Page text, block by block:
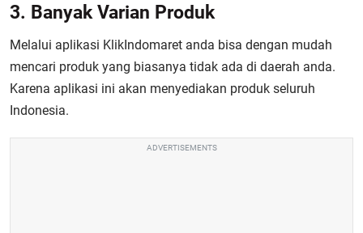
3. Banyak Varian Produk
Melalui aplikasi KlikIndomaret anda bisa dengan mudah
mencari produk yang biasanya tidak ada di daerah anda.
Karena aplikasi ini akan menyediakan produk seluruh
Indonesia.
ADVERTISEMENTS